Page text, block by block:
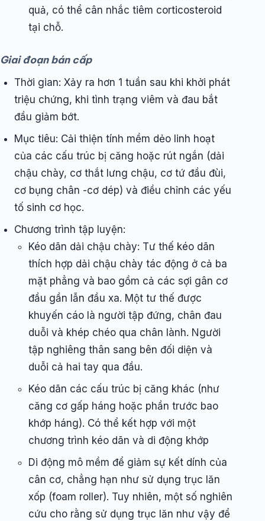
quả, có thể cân nhắc tiêm corticosteroid
tại chỗ.
Giai đoạn bán cấp
Thời gian: Xảy ra hơn 1 tuần sau khi khởi phát
triệu chứng, khi tình trạng viêm và đau bắt
đầu giảm bớt.
Mục tiêu: Cải thiện tính mềm dẻo linh hoạt
của các cấu trúc bị căng hoặc rút ngắn (dải
chậu chày, cơ thắt lưng chậu, cơ tứ đầu đùi,
cơ bụng chân -cơ dép) và điều chỉnh các yếu
tố sinh cơ học.
Chương trình tập luyện:
Kéo dãn dải chậu chày: Tư thế kéo dãn
thích hợp dải chậu chày tác động ở cả ba
mặt phẳng và bao gồm cả các sợi gân cơ
đầu gần lẫn đầu xa. Một tư thế được
khuyến cáo là người tập đứng, chân đau
duỗi và khép chéo qua chân lành. Người
tập nghiêng thân sang bên đối diện và
duỗi cả hai tay qua đầu.
Kéo dãn các cấu trúc bị căng khác (như
căng cơ gấp háng hoặc phần trước bao
khớp háng). Có thể kết hợp với một
chương trình kéo dãn và di động khớp
Di động mô mềm để giảm sự kết dính của
cân cơ, chẳng hạn như sử dụng trục lăn
xốp (foam roller). Tuy nhiên, một số nghiên
cứu cho rằng sử dụng trục lăn như vậy để